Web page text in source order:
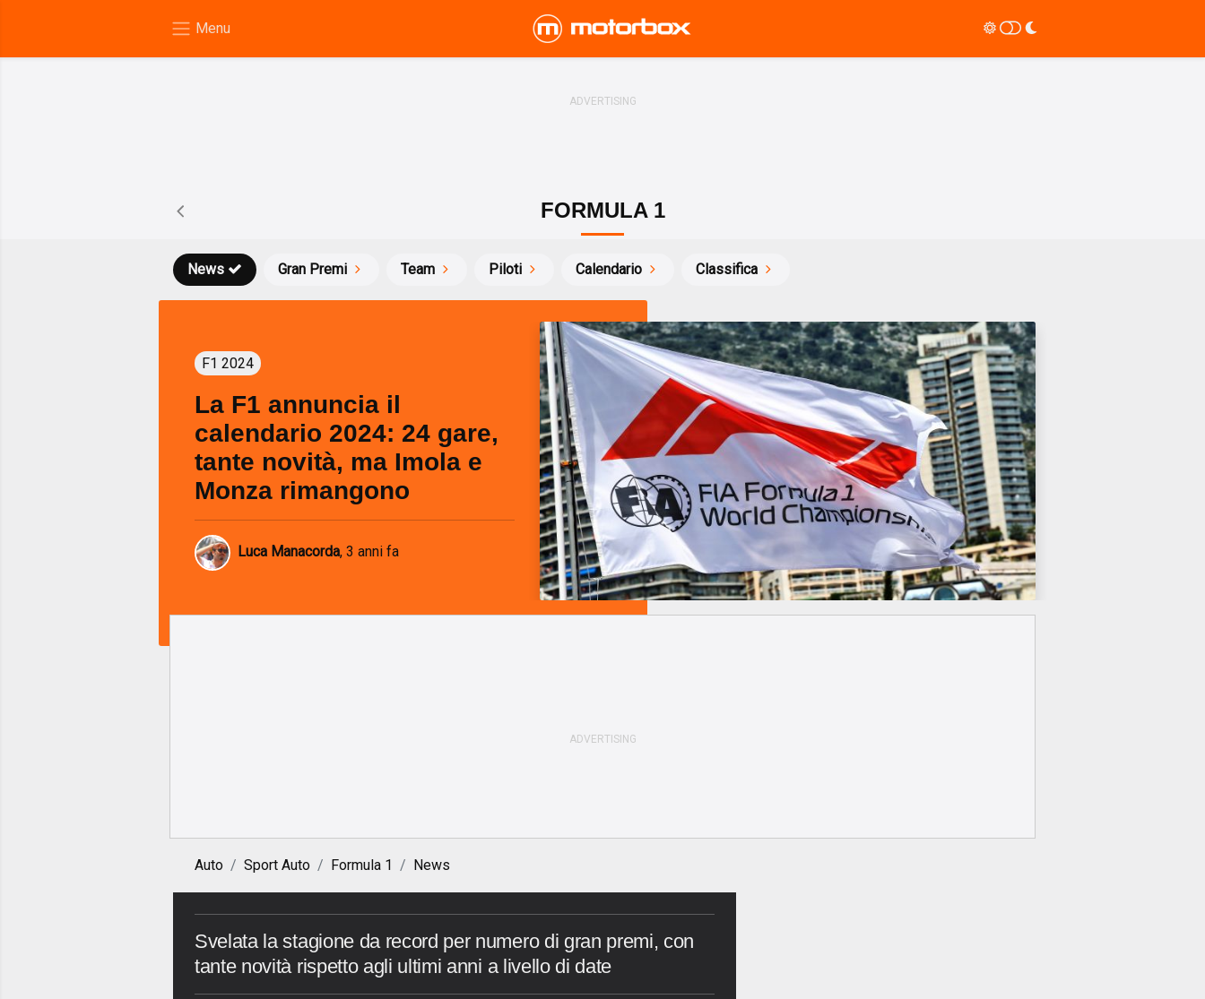
FORMULA 1
News Gran Premi Team Piloti Calendario Classifica
F1 2024
La F1 annuncia il
calendario 2024: 24 gare,
tante novità, ma Imola e
Monza rimangono
Luca Manacorda, 3 anni fa
Auto Sport Auto Formula 1 News
Svelata la stagione da record per numero di gran premi, con
tante novità rispetto agli ultimi anni a livello di date